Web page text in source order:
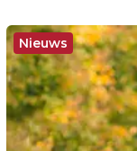
Nieuws